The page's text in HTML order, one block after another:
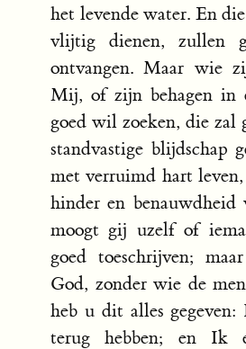
het levende water. En
vlijtig dienen, zullen
ontvangen. Maar wie
Mij, of zijn behagen in
goed wil zoeken, die zal
standvastige blijdschap
met verruimd hart
hinder en benauwdheid
moogt gij uzelf of
goed toeschrijven;
God, zonder wie de
heb u dit alles
terug hebben; en Ik